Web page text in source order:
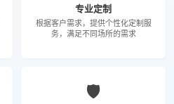
专业定制
根据客户需求，提供个性化定制服
务，满足不同场所的需求
🛡️